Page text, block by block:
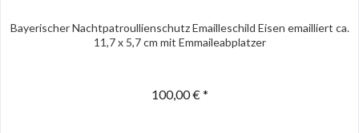
Bayerischer Nachtpatroullienschutz Emailleschild Eisen emailliert ca.
11,7 x 5,7 cm mit Emmaileabplatzer
100,00 € *